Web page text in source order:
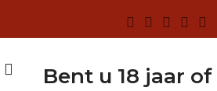
Bent u 18 jaar
MENU